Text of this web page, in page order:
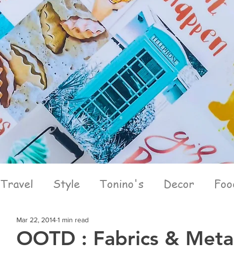
Travel Style Tonino's Decor
OOTD : Fabrics &
Mar 22, 20141 min read